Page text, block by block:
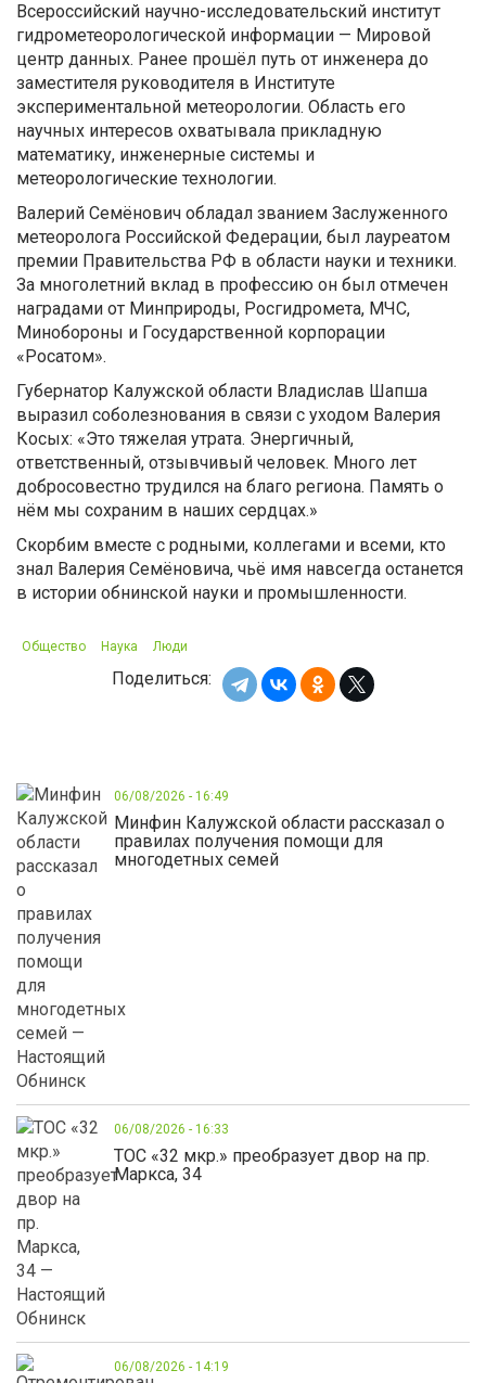
06/08/2026 - 16:49
Минфин Калужской области рассказал о
правилах получения помощи для
многодетных семей
06/08/2026 - 16:33
ТОС «32 мкр.» преобразует двор на пр.
Маркса, 34
06/08/2026 - 14:19
Всероссийский научно-исследовательский институт
гидрометеорологической информации — Мировой
центр данных. Ранее прошёл путь от инженера до
заместителя руководителя в Институте
экспериментальной метеорологии. Область его
научных интересов охватывала прикладную
математику, инженерные системы и
метеорологические технологии.
Валерий Семёнович обладал званием Заслуженного
метеоролога Российской Федерации, был лауреатом
премии Правительства РФ в области науки и техники.
За многолетний вклад в профессию он был отмечен
наградами от Минприроды, Росгидромета, МЧС,
Минобороны и Государственной корпорации
«Росатом».
Губернатор Калужской области Владислав Шапша
выразил соболезнования в связи с уходом Валерия
Косых: «Это тяжелая утрата. Энергичный,
ответственный, отзывчивый человек. Много лет
добросовестно трудился на благо региона. Память о
нём мы сохраним в наших сердцах.»
Скорбим вместе с родными, коллегами и всеми, кто
знал Валерия Семёновича, чьё имя навсегда останется
в истории обнинской науки и промышленности.
Общество Наука Люди
Поделиться: